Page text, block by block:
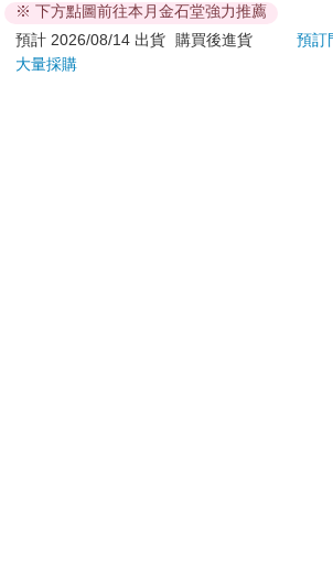
若非上列種類商品，均享有到貨7天的猶
日）。
辦理退換貨時，商品（組合商品恕無法
※ 下方點圖前往本月金石堂強力推薦
預計 2026/08/14 出貨
購買後進貨 預訂
大量採購